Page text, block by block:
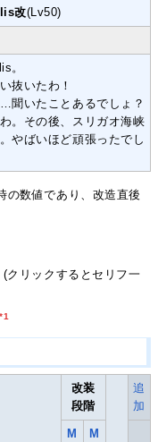
改(Lv50)
。
抜いたわ！
聞いたことあるでしょ？
。その後、スリガオ海峡
やばいほど頑張ったでし
の数値であり、改造直後
クリックするとセリフ一
*1
改装
段階
追
加
M
M